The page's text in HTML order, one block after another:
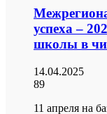
успеха –
школы в
14.04.2025
89
11 апреля на